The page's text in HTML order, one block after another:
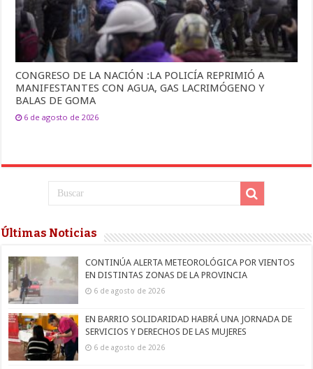
CONGRESO DE LA NACIÓN :LA POLICÍA REPRIMIÓ A
MANIFESTANTES CON AGUA, GAS LACRIMÓGENO Y
BALAS DE GOMA
6 de agosto de 2026
Últimas Noticias
CONTINÚA ALERTA METEOROLÓGICA POR VIENTOS
EN DISTINTAS ZONAS DE LA PROVINCIA
6 de agosto de 2026
EN BARRIO SOLIDARIDAD HABRÁ UNA JORNADA DE
SERVICIOS Y DERECHOS DE LAS MUJERES
6 de agosto de 2026